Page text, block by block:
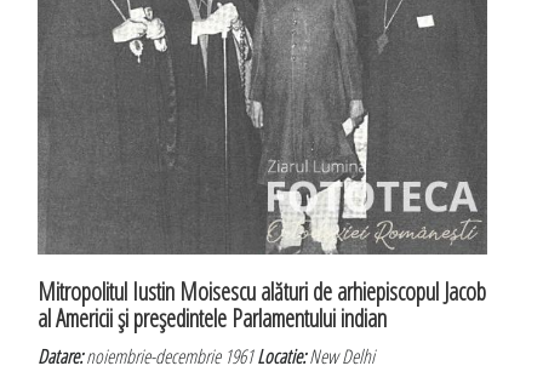
Mitropolitul Iustin Moisescu alături de arhiepiscopul Jacob
al Americii şi preşedintele Parlamentului indian
Datare:noiembrie-decembrie 1961Locatie:New Delhi